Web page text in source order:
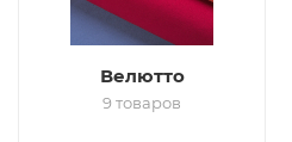
Велютто
9 товаров